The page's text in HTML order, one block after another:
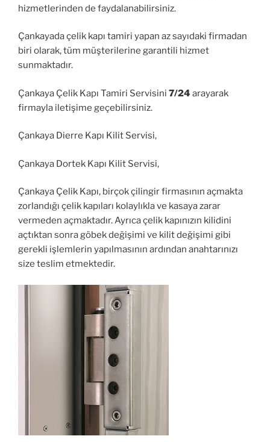
hizmetlerinden de faydalanabilirsiniz.
Çankayada çelik kapı tamiri yapan az sayıdaki firmadan
biri olarak, tüm müşterilerine garantili hizmet
sunmaktadır.
Çankaya Çelik Kapı Tamiri Servisini 7/24 arayarak
firmayla iletişime geçebilirsiniz.
Çankaya Dierre Kapı Kilit Servisi,
Çankaya Dortek Kapı Kilit Servisi,
Çankaya Çelik Kapı, birçok çilingir firmasının açmakta
zorlandığı çelik kapıları kolaylıkla ve kasaya zarar
vermeden açmaktadır. Ayrıca çelik kapınızın kilidini
açtıktan sonra göbek değişimi ve kilit değişimi gibi
gerekli işlemlerin yapılmasının ardından anahtarınızı
size teslim etmektedir.